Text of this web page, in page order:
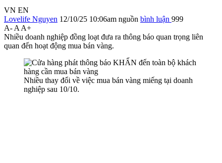
VN EN
Lovelife Nguyen 12/10/25 10:06am nguồn bình luận 999
A- A A+
Nhiều doanh nghiệp đồng loạt đưa ra thông báo quan trọng liên
quan đến hoạt động mua bán vàng.
Nhiều thay đổi về việc mua bán vàng miếng tại doanh
nghiệp sau 10/10.